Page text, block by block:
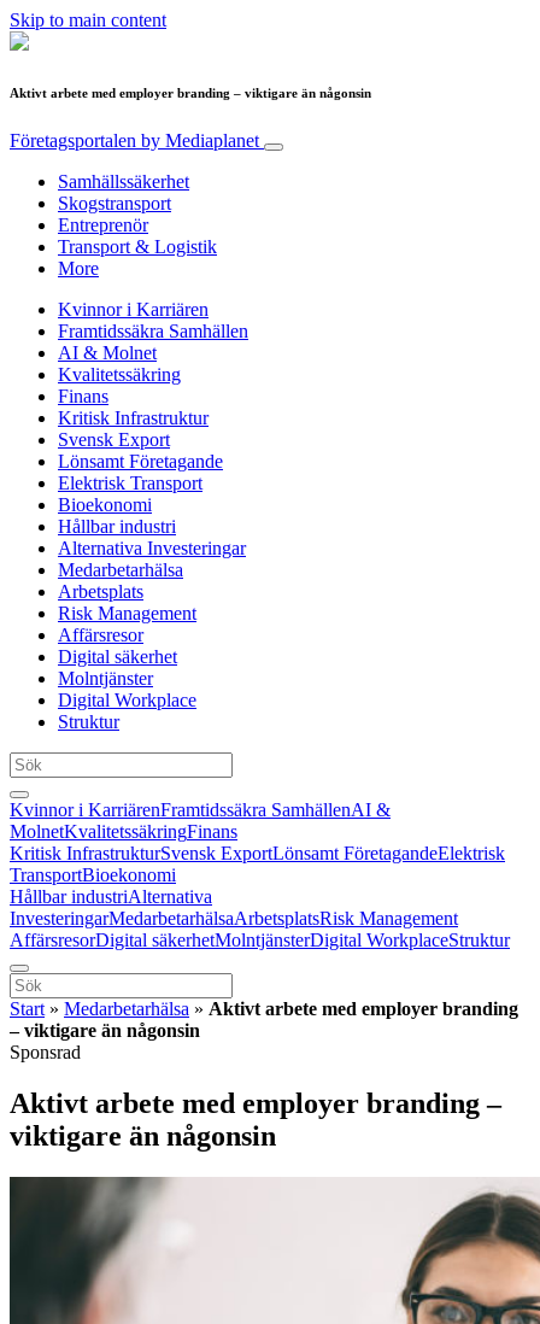
Skip to main content
Aktivt arbete med employer branding – viktigare än någonsin
Företagsportalen by Mediaplanet
Samhällssäkerhet
Skogstransport
Entreprenör
Transport & Logistik
More
Kvinnor i Karriären
Framtidssäkra Samhällen
AI & Molnet
Kvalitetssäkring
Finans
Kritisk Infrastruktur
Svensk Export
Lönsamt Företagande
Elektrisk Transport
Bioekonomi
Hållbar industri
Alternativa Investeringar
Medarbetarhälsa
Arbetsplats
Risk Management
Affärsresor
Digital säkerhet
Molntjänster
Digital Workplace
Struktur
Kvinnor i KarriärenFramtidssäkra SamhällenAI &
MolnetKvalitetssäkringFinans
Kritisk InfrastrukturSvensk ExportLönsamt FöretagandeElektrisk
TransportBioekonomi
Hållbar industriAlternativa
InvesteringarMedarbetarhälsaArbetsplatsRisk Management
AffärsresorDigital säkerhetMolntjänsterDigital WorkplaceStruktur
Start » Medarbetarhälsa » Aktivt arbete med employer branding
– viktigare än någonsin
Sponsrad
Aktivt arbete med employer branding –
viktigare än någonsin